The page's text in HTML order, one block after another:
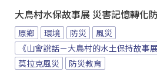
大鳥村水保故事展 災害記憶轉化
原鄉 環境 防災
風災
《山會說話－大鳥村的水土保持故事展
莫拉克風災
防災教育